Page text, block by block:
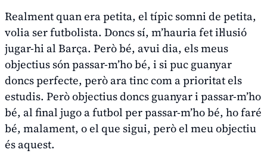
Realment quan era petita, el típic somni de petita,
volia ser futbolista. Doncs sí, m’hauria fet il·lusió
jugar-hi al Barça. Però bé, avui dia, els meus
objectius són passar-m’ho bé, i si puc guanyar
doncs perfecte, però ara tinc com a prioritat els
estudis. Però objectius doncs guanyar i passar-m’ho
bé, al final jugo a futbol per passar-m’ho bé, ho faré
bé, malament, o el que sigui, però el meu objectiu
és aquest.